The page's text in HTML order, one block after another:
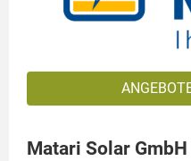
Matari Solar GmbH